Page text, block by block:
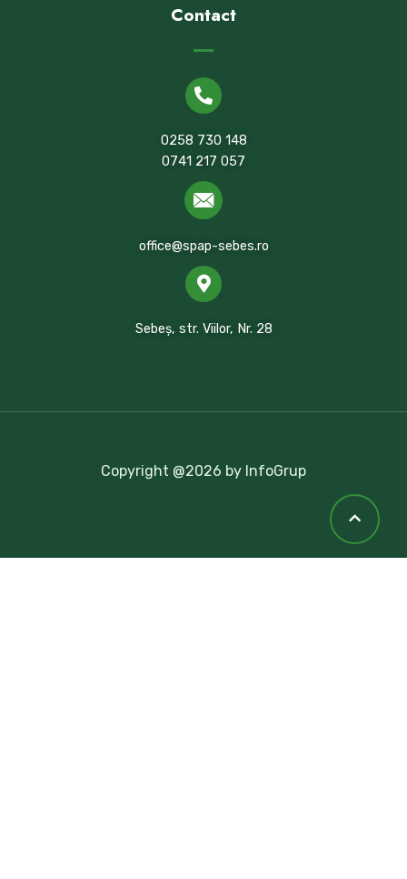
Contact
0258 730 148
0741 217 057
office@spap-sebes.ro
Sebeș, str. Viilor, Nr. 28
Copyright @2026 by InfoGrup